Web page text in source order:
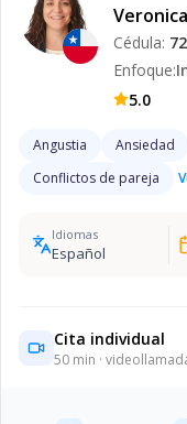
Cédula:
Enfoque:
5.0
Angustia Ansiedad
Conflictos de pareja
Idiomas
Español
Cita individual
50 min ·